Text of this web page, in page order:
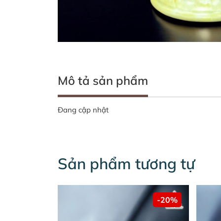
Mô tả sản phẩm
Đang cập nhật
Sản phẩm tương tự
-20%